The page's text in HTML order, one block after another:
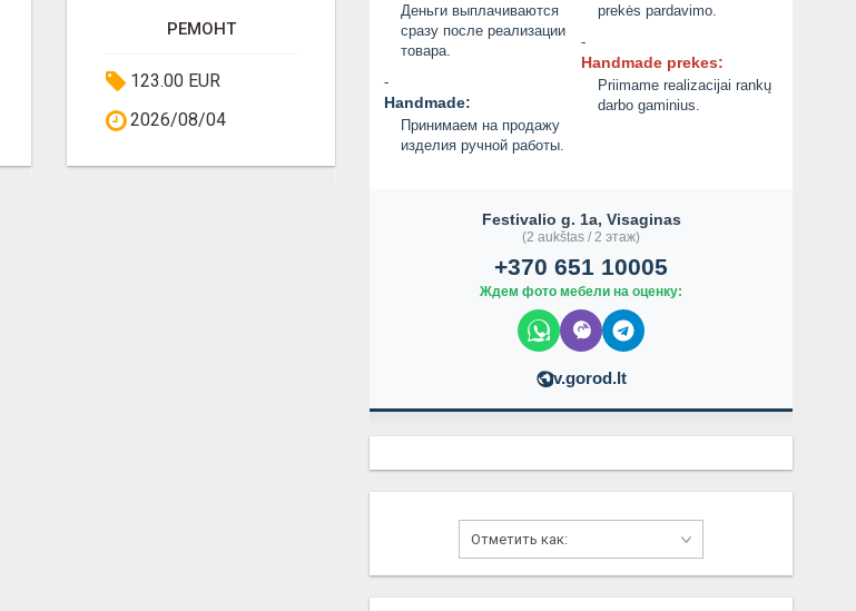
РЕМОНТ
123.00 EUR
2026/08/04
РАБОТЫ ПО РЕМОНТУ
2026/08/05
2.00 EUR
Деньги выплачиваются
сразу после реализации
товара.
-
Handmade:
Принимаем на продажу
изделия ручной работы.
prekės pardavimo.
-
Handmade prekes:
Priimame realizacijai rankų
darbo gaminius.
Festivalio g. 1a, Visaginas
(2 aukštas / 2 этаж)
+370 651 10005
Ждем фото мебели на оценку:
v.gorod.lt